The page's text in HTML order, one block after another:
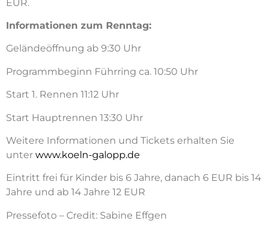
EUR.
Informationen zum Renntag:
Geländeöffnung ab 9:30 Uhr
Programmbeginn Führring ca. 10:50 Uhr
Start 1. Rennen 11:12 Uhr
Start Hauptrennen 13:30 Uhr
Weitere Informationen und Tickets erhalten Sie
unter www.koeln-galopp.de
Eintritt frei für Kinder bis 6 Jahre, danach 6 EUR bis 14
Jahre und ab 14 Jahre 12 EUR
Pressefoto – Credit: Sabine Effgen